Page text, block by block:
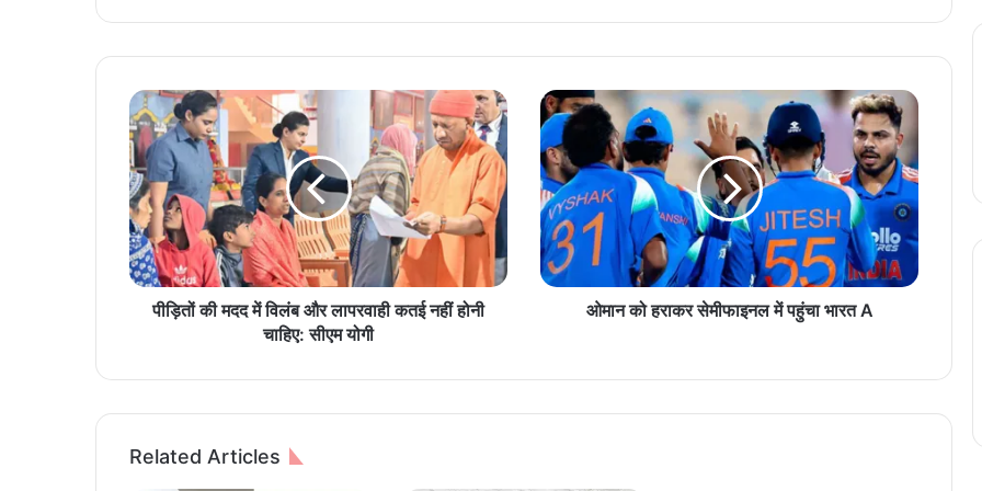
पी
ड़ि
तों
की
म
द
द
में
वि
र
र
वा
पीड़ितों की मदद में विलंब और लापरवाही कतई नहीं होनी
चाहिए: सीएम योगी
ओ
मा
न
को
ह
रा
क
र
से
न
ओमान को हराकर सेमीफाइनल में पहुंचा भारत A
Related Articles